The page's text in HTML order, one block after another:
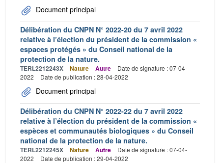
Document principal
Délibération du CNPN N° 2022-20 du 7 avril 2022
relative à l’élection du président de la commission «
espaces protégés » du Conseil national de la
protection de la nature.
TERL2212243X Nature Autre
Date de signature : 07-04-
2022
Date de publication : 28-04-2022
Document principal
Délibération du CNPN N° 2022-22 du 7 avril 2022
relative à l’élection du président de la commission «
espèces et communautés biologiques » du Conseil
national de la protection de la nature.
TERL2212245X Nature Autre
Date de signature : 07-04-
2022
Date de publication : 29-04-2022